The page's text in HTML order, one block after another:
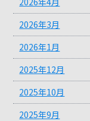
2026年3月
2026年1月
2025年12月
2025年10月
2025年9月